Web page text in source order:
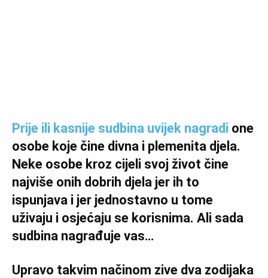
Prije ili kasnije sudbina uvijek nagradi one
osobe koje čine divna i plemenita djela.
Neke osobe kroz cijeli svoj život čine
najviše onih dobrih djela jer ih to
ispunjava i jer jednostavno u tome
uživaju i osjećaju se korisnima. Ali sada
sudbina nagrađuje vas…
Upravo takvim načinom zive dva zodijaka